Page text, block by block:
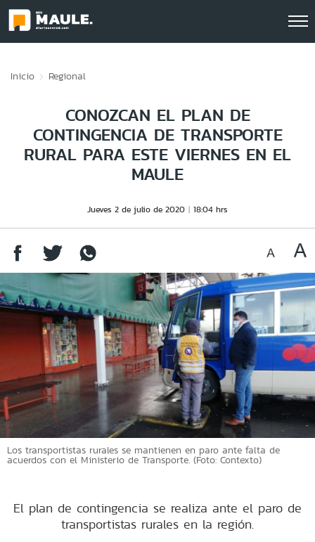
Inicio Regional
CONOZCAN EL PLAN DE
CONTINGENCIA DE TRANSPORTE
RURAL PARA ESTE VIERNES EN EL
MAULE
Jueves 2 de julio de 2020 18:04 hrs
Los transportistas rurales se mantienen en paro ante falta de
acuerdos con el Ministerio de Transporte. (Foto: Contexto)
El plan de contingencia se realiza ante el paro de
transportistas rurales en la región.